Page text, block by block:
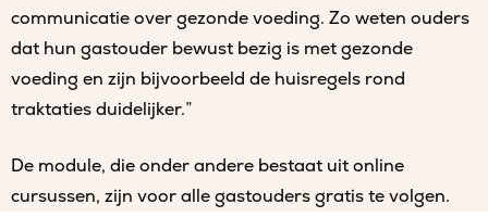
communicatie over gezonde voeding. Zo weten ouders
dat hun gastouder bewust bezig is met gezonde
voeding en zijn bijvoorbeeld de huisregels rond
traktaties duidelijker.”
De module, die onder andere bestaat uit online
cursussen, zijn voor alle gastouders gratis te volgen.